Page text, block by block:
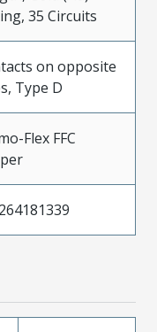
35 Circuits
on opposite
Type D
Flex FFC